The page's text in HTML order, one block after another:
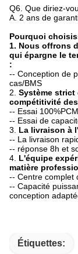
Q6. Que diriez-
A. 2 ans de
Pourquoi
1. Nous offrons
qui épargne le
:
-- Conception de
cas/BMS
2. Système
compétitivité
-- Essai
-- Essai de
3. La livraison à
-- La livraison
-- réponse 8h et
4. L'équipe
matière
-- Centre complet
-- Capacité
conception
Étiquettes: